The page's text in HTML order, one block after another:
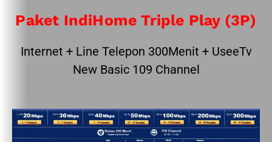
Paket IndiHome Triple Play (3P)
Internet + Line Telepon 300Menit + UseeTv
New Basic 109 Channel